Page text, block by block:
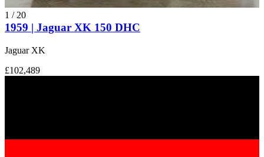
1 / 20
1959 | Jaguar XK 150 DHC
Jaguar XK
£102,489